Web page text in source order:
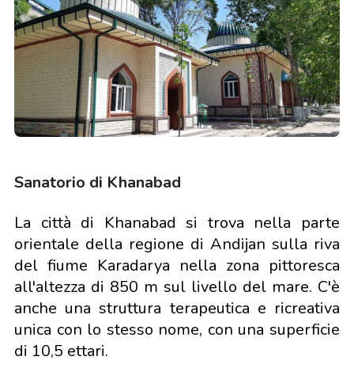
Sanatorio di Khanabad
La città di Khanabad si trova nella parte
orientale della regione di Andijan sulla riva
del fiume Karadarya nella zona pittoresca
all'altezza di 850 m sul livello del mare. C'è
anche una struttura terapeutica e ricreativa
unica con lo stesso nome, con una superficie
di 10,5 ettari.